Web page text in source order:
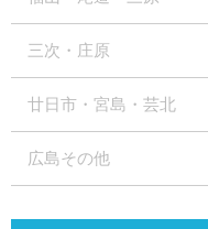
三次・庄原
廿日市・宮島・芸北
広島その他